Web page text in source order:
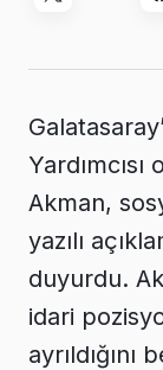
Akman,
yazılı
duyurdu.
idari
ayrıldığını